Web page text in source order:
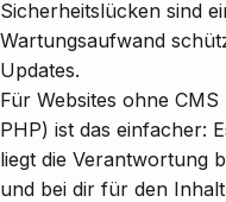
Sicherheitslücken sind
Wartungsaufwand
Updates.
Für Websites ohne
PHP) ist das einfacher:
liegt die Verantwortung
und bei dir für den